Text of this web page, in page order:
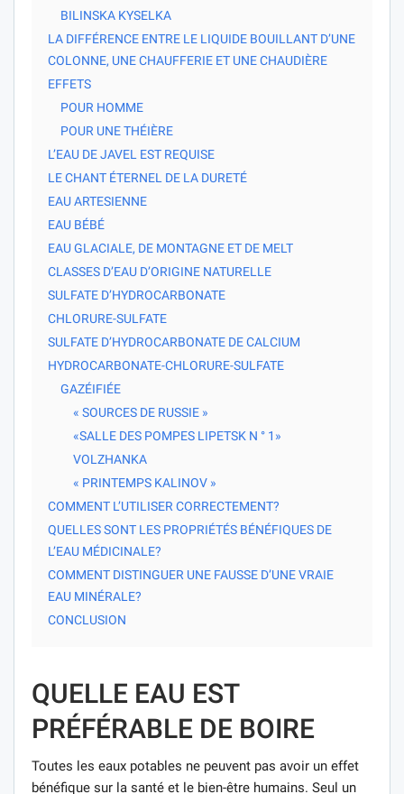
BILINSKA KYSELKA
LA DIFFÉRENCE ENTRE LE LIQUIDE BOUILLANT D’UNE
COLONNE, UNE CHAUFFERIE ET UNE CHAUDIÈRE
EFFETS
POUR HOMME
POUR UNE THÉIÈRE
L’EAU DE JAVEL EST REQUISE
LE CHANT ÉTERNEL DE LA DURETÉ
EAU ARTESIENNE
EAU BÉBÉ
EAU GLACIALE, DE MONTAGNE ET DE MELT
CLASSES D’EAU D’ORIGINE NATURELLE
SULFATE D’HYDROCARBONATE
CHLORURE-SULFATE
SULFATE D’HYDROCARBONATE DE CALCIUM
HYDROCARBONATE-CHLORURE-SULFATE
GAZÉIFIÉE
« SOURCES DE RUSSIE »
«SALLE DES POMPES LIPETSK N ° 1»
VOLZHANKA
« PRINTEMPS KALINOV »
COMMENT L’UTILISER CORRECTEMENT?
QUELLES SONT LES PROPRIÉTÉS BÉNÉFIQUES DE
L’EAU MÉDICINALE?
COMMENT DISTINGUER UNE FAUSSE D’UNE VRAIE
EAU MINÉRALE?
CONCLUSION
QUELLE EAU EST
PRÉFÉRABLE DE BOIRE
Toutes les eaux potables ne peuvent pas avoir un effet
bénéfique sur la santé et le bien-être humains. Seul un